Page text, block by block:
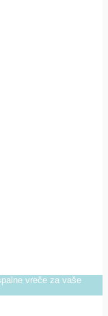
vreče za vaše